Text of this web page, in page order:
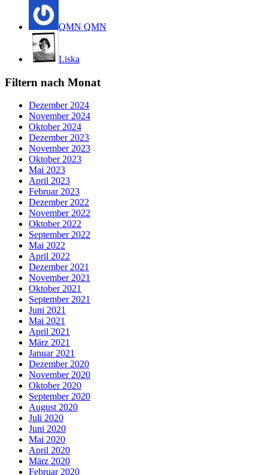
QMN QMN
Liska
Filtern nach Monat
Dezember 2024
November 2024
Oktober 2024
Dezember 2023
November 2023
Oktober 2023
Mai 2023
April 2023
Februar 2023
Dezember 2022
November 2022
Oktober 2022
September 2022
Mai 2022
April 2022
Dezember 2021
November 2021
Oktober 2021
September 2021
Juni 2021
Mai 2021
April 2021
März 2021
Januar 2021
Dezember 2020
November 2020
Oktober 2020
September 2020
August 2020
Juli 2020
Juni 2020
Mai 2020
April 2020
März 2020
Februar 2020